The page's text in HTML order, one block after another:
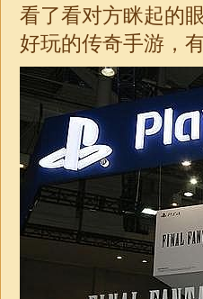
看了看对方眯起的
好玩的传奇手游，